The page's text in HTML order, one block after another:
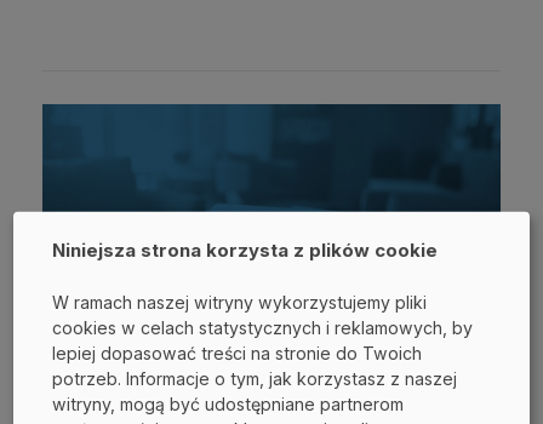
Niniejsza strona korzysta z plików cookie
W ramach naszej witryny wykorzystujemy pliki
cookies w celach statystycznych i reklamowych, by
lepiej dopasować treści na stronie do Twoich
potrzeb. Informacje o tym, jak korzystasz z naszej
witryny, mogą być udostępniane partnerom